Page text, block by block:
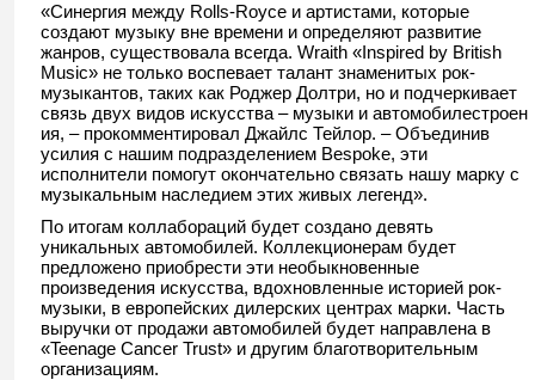
«Синергия между Rolls-Royce и артистами, которые
создают музыку вне времени и определяют развитие
жанров, существовала всегда. Wraith «Inspired by British
Music» не только воспевает талант знаменитых рок-
музыкантов, таких как Роджер Долтри, но и подчеркивает
связь двух видов искусства – музыки и автомобилестроен
ия, – прокомментировал Джайлс Тейлор. – Объединив
усилия с нашим подразделением Bespoke, эти
исполнители помогут окончательно связать нашу марку с
музыкальным наследием этих живых легенд».
По итогам коллабораций будет создано девять
уникальных автомобилей. Коллекционерам будет
предложено приобрести эти необыкновенные
произведения искусства, вдохновленные историей рок-
музыки, в европейских дилерских центрах марки. Часть
выручки от продажи автомобилей будет направлена в
«Teenage Cancer Trust» и другим благотворительным
организациям.